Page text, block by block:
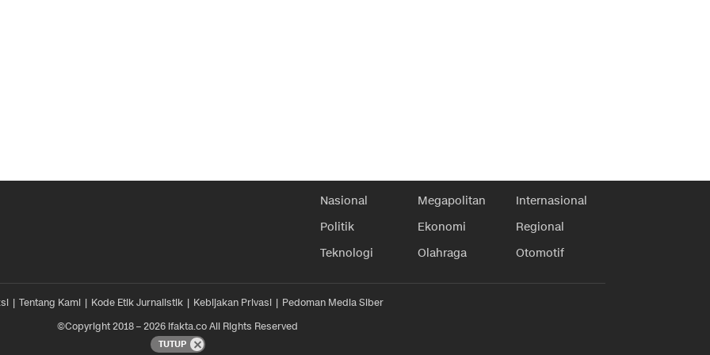
Nasional Megapolitan
Internasional
Politik
Ekonomi
Regional
Teknologi
Olahraga Otomotif
Tentang Kami Kode Etik Jurnalistik Kebijakan Privasi
Pedoman Media Siber
©Copyright 2018 – 2026 ifakta.co All Rights Reserved
TUTUP